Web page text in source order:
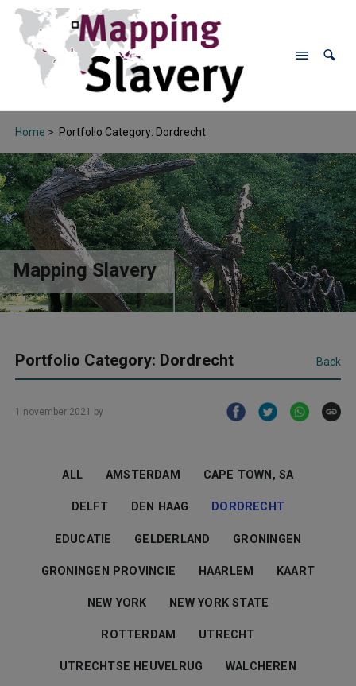
Home > Portfolio Category: Dordrecht
Mapping Slavery
Portfolio Category: Dordrecht Back
1 november 2021 by
ALL AMSTERDAM CAPE TOWN, SA
DELFT DEN HAAG DORDRECHT
EDUCATIE GELDERLAND GRONINGEN
GRONINGEN PROVINCIE HAARLEM KAART
NEW YORK NEW YORK STATE
ROTTERDAM UTRECHT
UTRECHTSE HEUVELRUG WALCHEREN